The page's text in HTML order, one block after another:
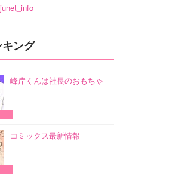
ング
峰岸くんは社長のおもちゃ
コミックス最新情報